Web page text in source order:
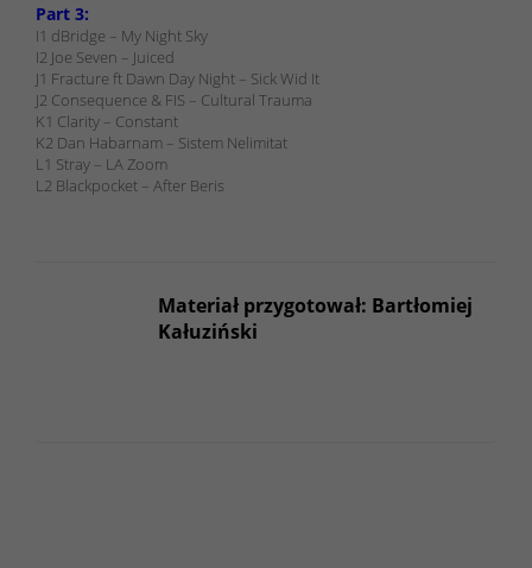
Part 3:
I1 dBridge – My Night Sky
I2 Joe Seven – Juiced
J1 Fracture ft Dawn Day Night – Sick Wid It
J2 Consequence & FIS – Cultural Trauma
K1 Clarity – Constant
K2 Dan Habarnam – Sistem Nelimitat
L1 Stray – LA Zoom
L2 Blackpocket – After Beris
Materiał przygotował: Bartłomiej
Kałuziński